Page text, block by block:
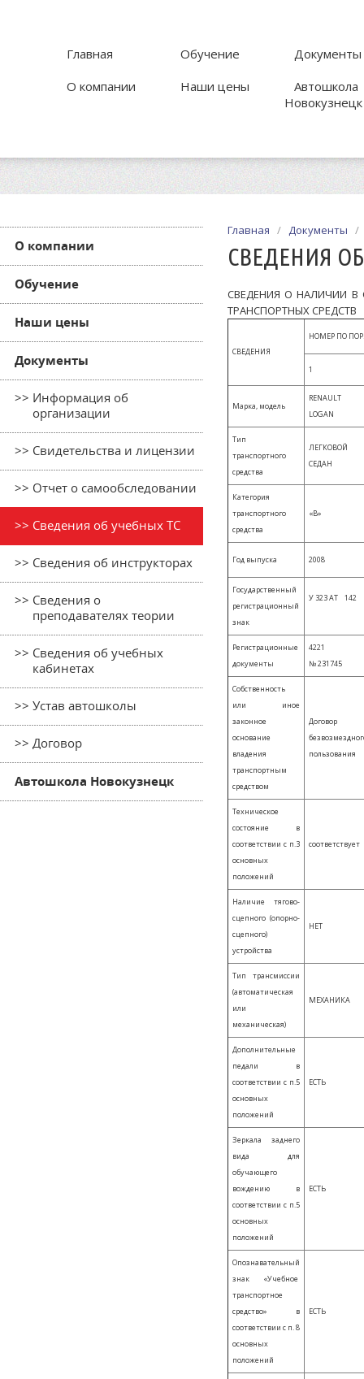
Главная Обучение
Документы
О компании
Наши цены
Автошкола
Новокузнецк
О компании
Обучение
Наши цены
Документы
>> Информация об
организации
>> Свидетельства и лицензии
>> Отчет о самообследовании
>> Сведения об учебных ТС
>> Сведения об инструкторах
>> Сведения о
преподавателях теории
>> Сведения об учебных
кабинетах
>> Устав автошколы
>> Договор
Автошкола Новокузнецк
Главная / Документы
СВЕДЕНИЯ
СВЕДЕНИЯ О НАЛИЧИИ
ТРАНСПОРТНЫХ СРЕДСТВ
СВЕДЕНИЯ
НОМЕР ПО
1
Марка, модель
RENAULT
LOGAN
Тип
транспортного
средства
ЛЕГКОВОЙ
СЕДАН
Категория
транспортного
средства
«В»
Год выпуска 2008
Государственный
регистрационный
знак
У 323 АТ 142
Регистрационные
документы
4221
№ 231745
Собственность
или иное
законное
основание
владения
транспортным
средством
Договор
пользования
Техническое
состояние в
соответствии с п.3
основных
положений
соответствует
Наличие тягово-
сцепного (опорно-
сцепного)
устройства
НЕТ
Тип трансмиссии
(автоматическая
или
механическая)
МЕХАНИКА
Дополнительные
педали в
соответствии с п.5
основных
положений
ЕСТЬ
Зеркала заднего
вида для
обучающего
вождению в
соответствии с п.5
основных
положений
ЕСТЬ
Опознавательный
знак «Учебное
транспортное
средство» в
соответствии с п. 8
основных
положений
ЕСТЬ